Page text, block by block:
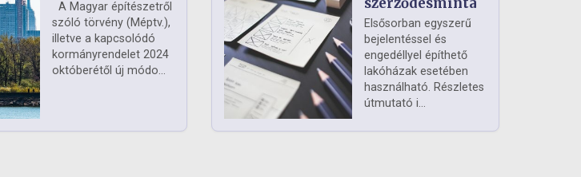
A Magyar építészetről
szóló törvény (Méptv.),
illetve a kapcsolódó
kormányrendelet 2024
októberétől új módo...
Elsősorban egyszerű
bejelentéssel és
engedéllyel építhető
lakóházak esetében
használható. Részletes
útmutató i...